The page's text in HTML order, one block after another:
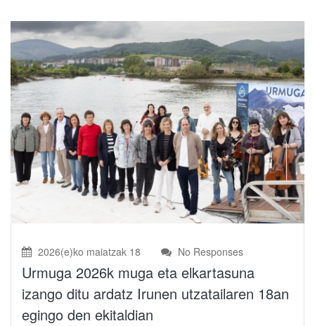
2026(e)ko maiatzak 18 No Responses
Urmuga 2026k muga eta elkartasuna
izango ditu ardatz Irunen utzatailaren 18an
egingo den ekitaldian